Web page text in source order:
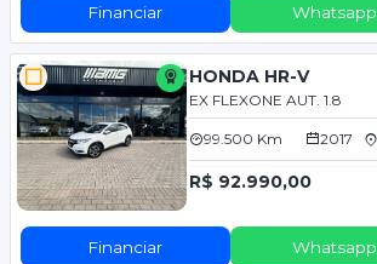
Financiar Whatsapp
HONDA HR-V
EX FLEXONE AUT. 1.8
99.500 Km 2017
R$ 92.990,00
Financiar Whatsapp